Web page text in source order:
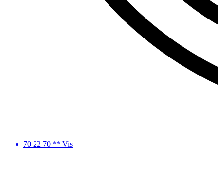
70 22 70 ** Vis